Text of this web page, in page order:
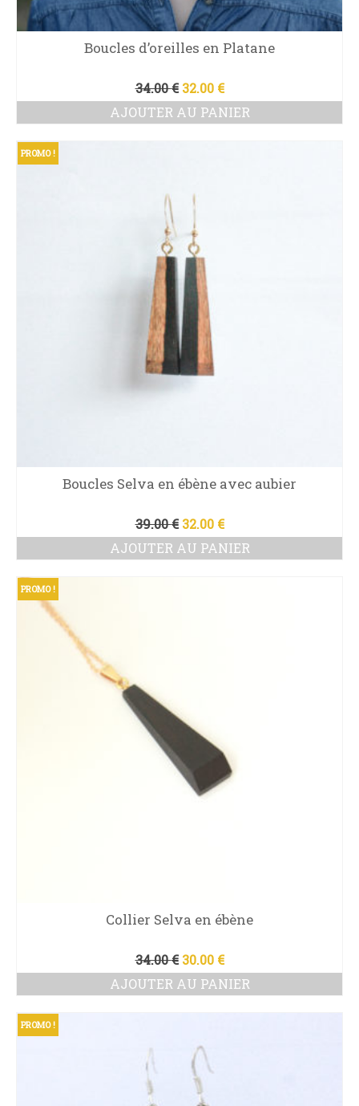
Boucles d’oreilles en Platane
34.00€ Le
prix
initial
32.00 €Le
prix
actuel
AJOUTER AU PANIER
PROMO !
Boucles Selva en ébène avec aubier
39.00€ Le
prix
initial
32.00 €Le
prix
actuel
AJOUTER AU PANIER
PROMO !
Collier Selva en ébène
34.00€ Le
prix
initial
30.00 €Le
prix
actuel
AJOUTER AU PANIER
PROMO !